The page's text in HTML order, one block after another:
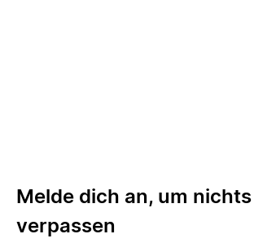
Melde dich an, um nichts
verpassen